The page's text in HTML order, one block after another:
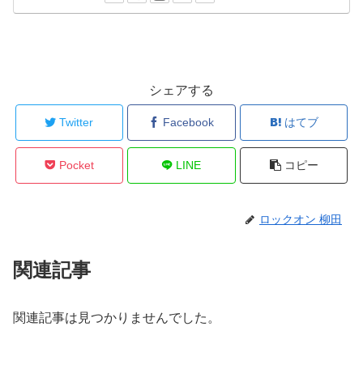
シェアする
Twitter Facebook はてブ
Pocket LINE コピー
ロックオン 柳田
関連記事
関連記事は見つかりませんでした。